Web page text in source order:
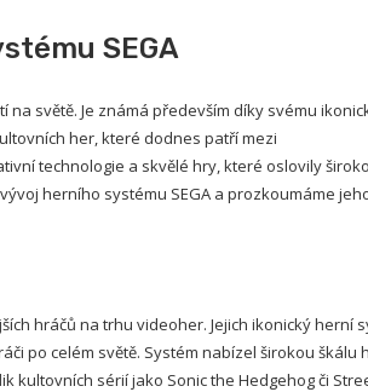
SEGA
světě. Je známá především díky svému
her, které dodnes patří mezi
technologie a skvělé hry, které oslovily
herního systému SEGA a prozkoumáme
hráčů na trhu videoher. Jejich ikonický herní
po celém světě. Systém nabízel širokou škálu
kultovních sérií jako Sonic the Hedgehog či